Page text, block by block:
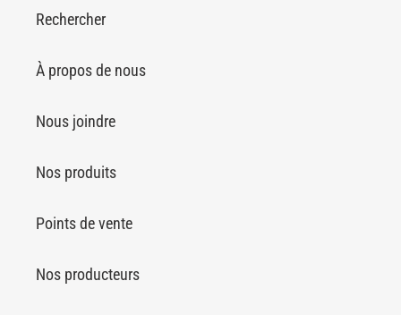
Rechercher
À propos de nous
Nous joindre
Nos produits
Points de vente
Nos producteurs